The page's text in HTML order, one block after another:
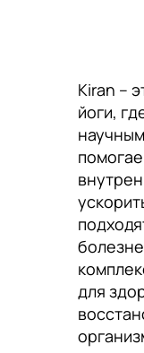
Kiran –
йоги,
для